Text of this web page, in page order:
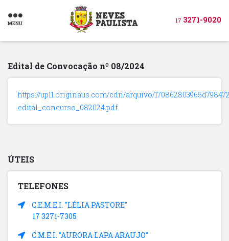
MENU 17 3271-9020
Edital de Convocação nº 08/2024
https://upl1.originaus.com/cdn/arquivo/
edital_concurso_082024.pdf
ÚTEIS
TELEFONES
C.E.M.E.I. "LÉLIA PASTORE"
17 3271-7305
C.M.E.I. "AURORA LAPA ARAUJO"